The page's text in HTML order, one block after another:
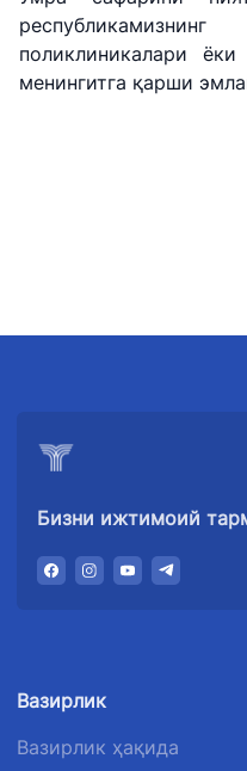
+998 (78) 140-
02-00
99-
поликлиникалари
менингитга қарши
Бизни ижтимоий
Вазирлик
Вазирлик ҳақида